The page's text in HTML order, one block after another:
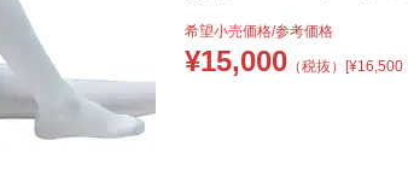
希望小売価格/参考価格
¥15,000 （税抜） [¥16,500